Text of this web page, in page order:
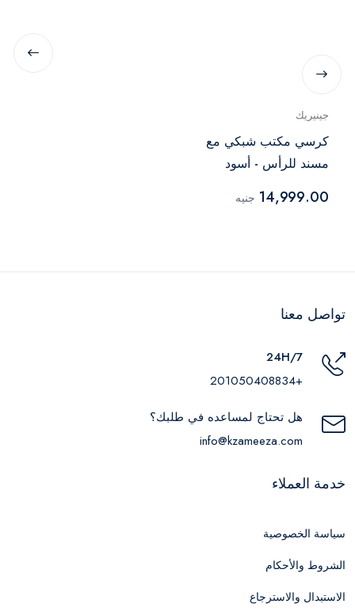
جينيريك
كرسي مكتب شبكي مع
مسند للرأس - أسود
14,999.00 جنيه
تواصل معنا
24H/7
+201050408834
هل تحتاج لمساعده في طلبك؟
info@kzameeza.com
خدمة العملاء
سياسة الخصوصية
الشروط والأحكام
الاستبدال والاسترجاع